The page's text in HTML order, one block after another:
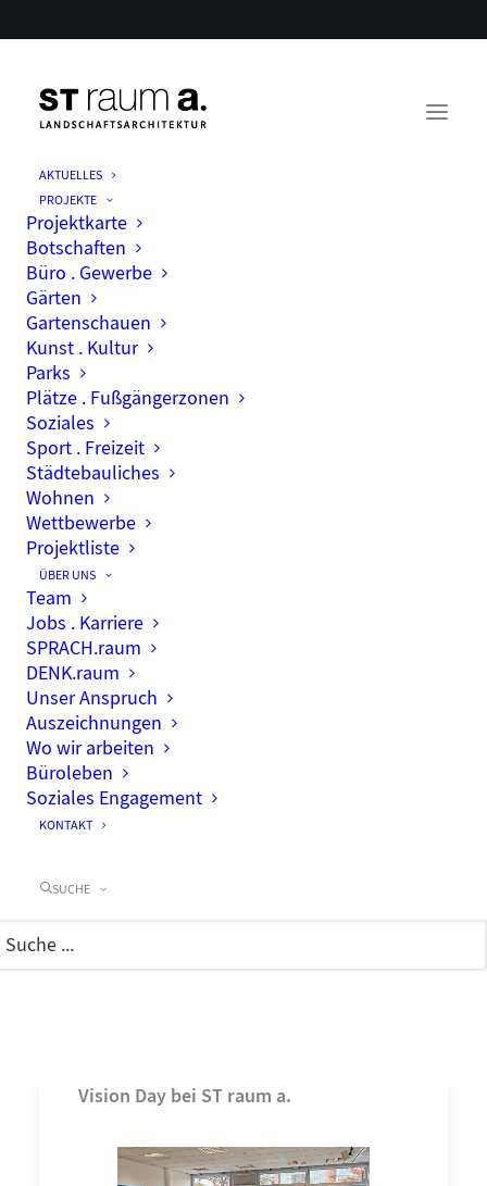
AKTUELLES
PROJEKTE
Projektkarte
Botschaften
Büro . Gewerbe
Gärten
Gartenschauen
Kunst . Kultur
Parks
Plätze . Fußgängerzonen
Soziales
Sport . Freizeit
Städtebauliches
Wohnen
Wettbewerbe
Projektliste
ÜBER UNS
Team
Jobs . Karriere
SPRACH.raum
DENK.raum
Unser Anspruch
Auszeichnungen
Wo wir arbeiten
Büroleben
Soziales Engagement
KONTAKT
SUCHE
Month: November
2025
Vision Day bei ST raum a.